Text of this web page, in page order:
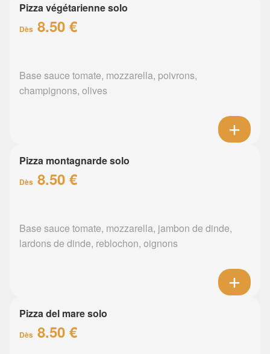
Pizza végétarienne solo
Dès 8.50 €
Base sauce tomate, mozzarella, poivrons,
champignons, olives
Pizza montagnarde solo
Dès 8.50 €
Base sauce tomate, mozzarella, jambon de dinde,
lardons de dinde, reblochon, oignons
Pizza del mare solo
Dès 8.50 €